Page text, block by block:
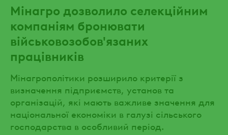
Мінагро дозволило селекційним
компаніям бронювати
військовозобов'язаних
працівників
Мінагрополітики розширило критерії з
визначення підприємств, установ та
організацій, які мають важливе значення для
національної економіки в галузі сільського
господарства в особливий період.